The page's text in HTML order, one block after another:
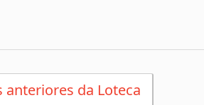
anteriores da Loteca